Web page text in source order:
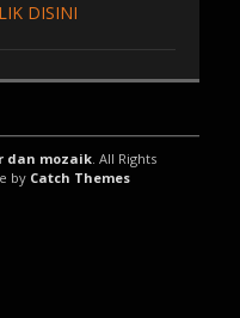
DISINI
dan mozaik. All Rights
by Catch Themes